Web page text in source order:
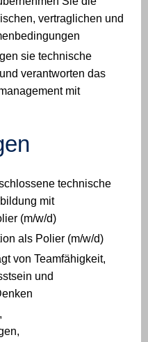
vertraglichen und
sie technische
verantworten das
mit
technische
mit
(m/w/d)
als Polier (m/w/d)
von Teamfähigkeit,
und